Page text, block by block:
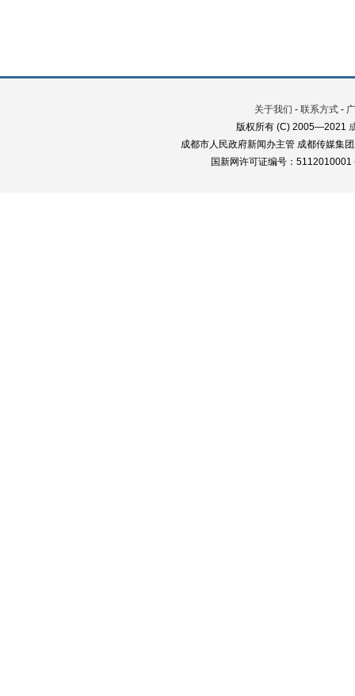
关于我们 - 联系方式 -
版权所有 (C) 2005—2021
成都市人民政府新闻办主管 成都传媒集
国新网许可证编号：